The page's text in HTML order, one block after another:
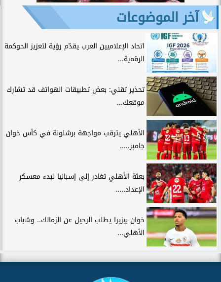
آخر الموضوعات
اتحاد الإعلاميين العرب يقدّم رؤية لتعزيز الحوكمة
الرقمية...
تحذير تقني: بعض تطبيقات الهواتف قد تشارك
موقعك...
الأهلي يترقب مواجهة برشلونة في كأس خوان
جامبر.....
بعثة الأهلي تغادر إلى إسبانيا لبدء معسكر
الإعداد.....
خوان بيزيرا يطلب الرحيل عن الزمالك.. وشباب
الأهلي...